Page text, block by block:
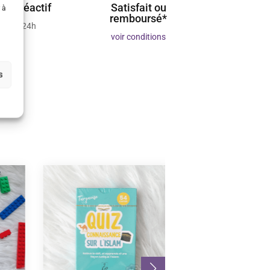
à
réactif
sous 24h
Satisfait ou
remboursé*
voir conditions